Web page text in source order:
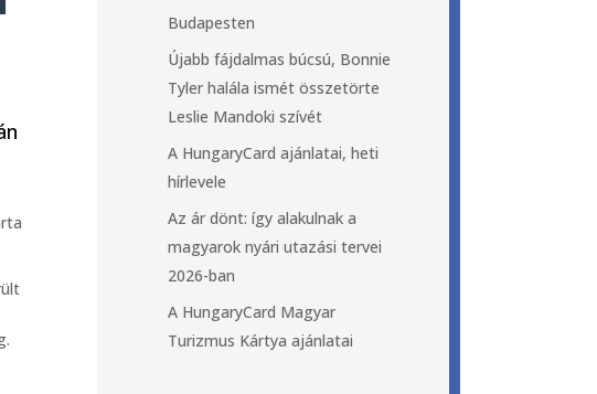
Budapesten
Újabb fájdalmas búcsú, Bonnie
Tyler halála ismét összetörte
Leslie Mandoki szívét
A HungaryCard ajánlatai, heti
hírlevele
Az ár dönt: így alakulnak a
magyarok nyári utazási tervei
2026-ban
A HungaryCard Magyar
Turizmus Kártya ajánlatai